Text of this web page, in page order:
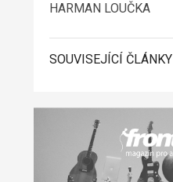
HARMAN LOUČKA
SOUVISEJÍCÍ ČLÁNKY